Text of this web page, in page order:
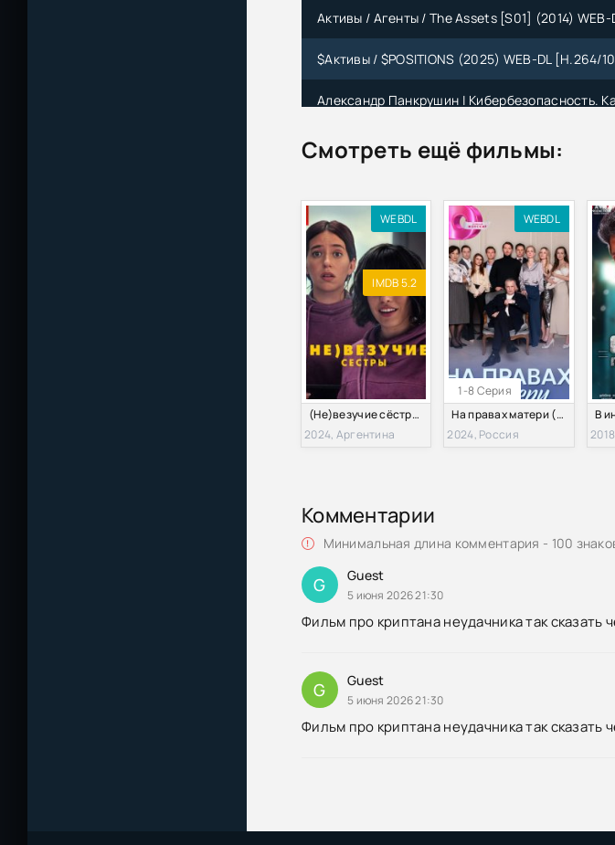
Активы / Агенты / The Assets [S01] (2014)
$Активы / $POSITIONS (2025) WEB-DL [H.264/
Александр Панкрушин | Кибербезопасность.
Асват Дамодаран | Инвестиционная оценка.
Сандра Сачер, Шалин Гупта | Сила в доверии.
самых важных нематериальных активов
М.А. Федотова и др. | Оценка стоимости
Меб Фабер | Глобальное распределение
инвестиционные стратегии (2021) [EPUB]
Марко Гантенбайн | Защита активов и
(2015) [PDF]
Смотреть ещё фильмы:
WEBDL
IMDB 5.2
(Не)везучие сёстры (2024)
2024, Аргентина
1-8 Серия
WEBDL
На правах матери (2024)
2024, Россия
Комментарии
Минимальная длина комментария - 100
G Guest
5 июня 2026 21:30
Фильм про криптана неудачника так сказать
G Guest
5 июня 2026 21:30
Фильм про криптана неудачника так сказать